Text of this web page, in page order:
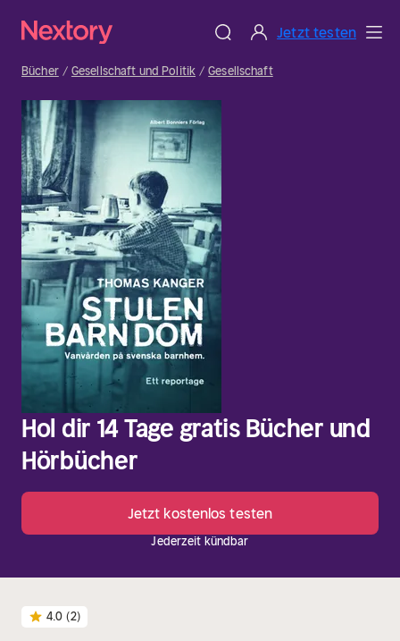
Jetzt testen
Bücher Gesellschaft und Politik Gesellschaft
Hol dir 14 Tage gratis Bücher und
Hörbücher
Jetzt kostenlos testen
Jederzeit kündbar
4.0 (2)